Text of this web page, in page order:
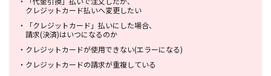
クレジットカード払いへ変更したい
・
「クレジットカード」払いにした場合、
請求(決済)はいつになるのか
・ クレジットカードが使用できない(エラーになる)
・ クレジットカードの請求が重複している